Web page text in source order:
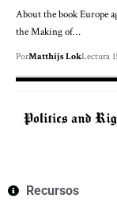
About the book Europe
the Making of…
PorMatthijs LokLectura
Recursos